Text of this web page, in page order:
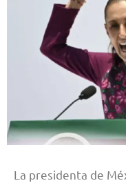
La presidenta de